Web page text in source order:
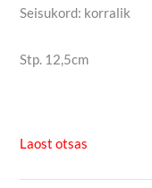
Seisukord: korralik
Stp. 12,5cm
Laost otsas